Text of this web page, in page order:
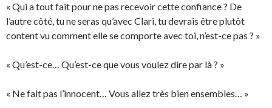
« Qui a tout fait pour ne pas recevoir cette confiance ? De
l’autre côté, tu ne seras qu’avec Clari, tu devrais être plutôt
content vu comment elle se comporte avec toi, n’est-ce pas ? »
« Qu’est-ce… Qu’est-ce que vous voulez dire par là ? »
« Ne fait pas l’innocent… Vous allez très bien ensembles… »